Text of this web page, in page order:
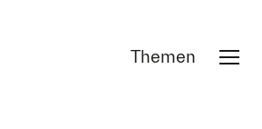
Themen